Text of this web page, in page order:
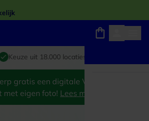
Giftcard van het jaar 2026
Keuze uit 18.000 locaties
Winkels, webshops en uitjes
gratis een digitale VVV
met eigen foto! Lees meer